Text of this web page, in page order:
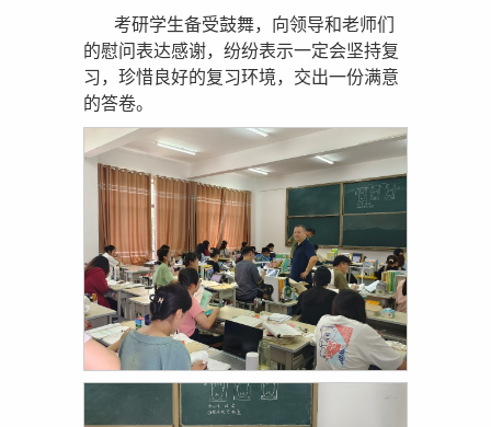
考研学生备受鼓舞，向领导和老师们
的慰问表达感谢，纷纷表示一定会坚持复
习，珍惜良好的复习环境，交出一份满意
的答卷。